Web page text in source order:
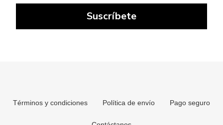
Suscríbete
Términos y condiciones Política de envío Pago seguro